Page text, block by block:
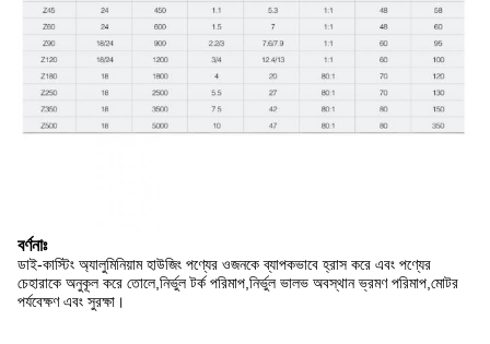
বর্ণনাঃ
ডাই-কাস্টিং অ্যালুমিনিয়াম হাউজিং পণ্যের ওজনকে ব্যাপকভাবে হ্রাস করে এবং পণ্যের
চেহারাকে অনুকূল করে তোলে,নির্ভুল টর্ক পরিমাপ,নির্ভুল ভালভ অবস্থান ভ্রমণ পরিমাপ,মোটর
পর্যবেক্ষণ এবং সুরক্ষা।